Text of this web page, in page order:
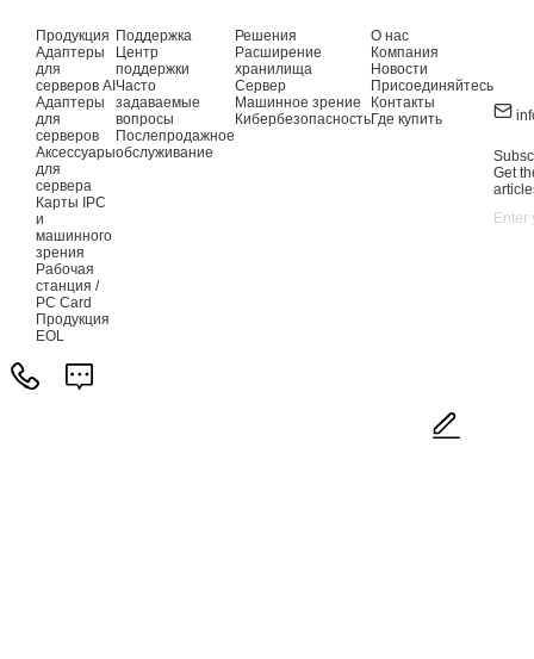
Продукция
Адаптеры
для
серверов AI
Адаптеры
для
серверов
Аксессуары
для
сервера
Карты IPC
и
машинного
зрения
Рабочая
станция /
PC Card
Продукция
EOL
Поддержка
Центр
поддержки
Часто
задаваемые
вопросы
Послепродажное
обслуживание
Решения
Расширение
хранилища
Сервер
Машинное зрение
Кибербезопасность
О нас
Компания
Новости
Присоединяйтесь
Контакты
Где купить
Get